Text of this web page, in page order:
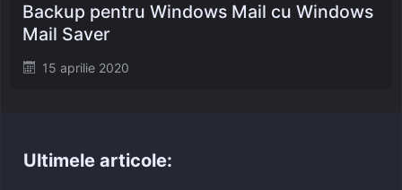
Posted
15 aprilie 2020
Backup pentru Windows Mail cu Windows
Mail Saver
Ultimele articole: